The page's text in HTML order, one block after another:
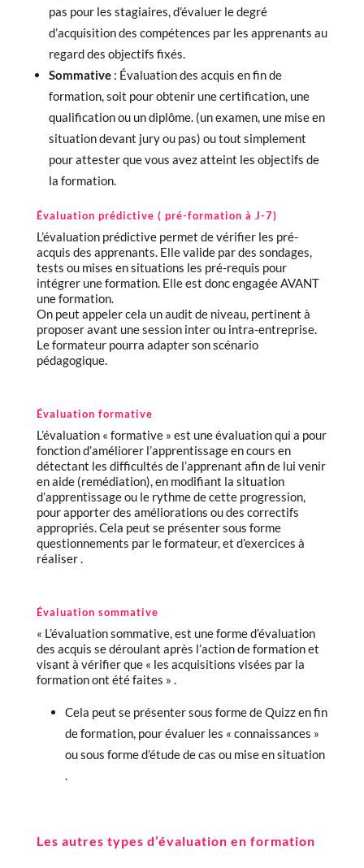
pas pour les stagiaires, d’évaluer le degré
d’acquisition des compétences par les apprenants au
regard des objectifs fixés.
Sommative: Évaluation des acquis en fin de
formation, soit pour obtenir une certification, une
qualification ou un diplôme. (un examen, une mise en
situation devant jury ou pas) ou tout simplement
pour attester que vous avez atteint les objectifs de
la formation.
Évaluation prédictive ( pré-formation à J-7)
L’évaluation prédictive permet de vérifier les pré-
acquis des apprenants. Elle valide par des sondages,
tests ou mises en situations les pré-requis pour
intégrer une formation. Elle est donc engagée AVANT
une formation.
On peut appeler cela un audit de niveau, pertinent à
proposer avant une session inter ou intra-entreprise.
Le formateur pourra adapter son scénario
pédagogique.
Évaluation formative
L’évaluation « formative » est une évaluation qui a pour
fonction d’améliorer l’apprentissage en cours en
détectant les difficultés de l’apprenant afin de lui venir
en aide (remédiation), en modifiant la situation
d’apprentissage ou le rythme de cette progression,
pour apporter des améliorations ou des correctifs
appropriés. Cela peut se présenter sous forme
questionnements par le formateur, et d’exercices à
réaliser .
Évaluation sommative
« L’évaluation sommative, est une forme d’évaluation
des acquis se déroulant après l’action de formation et
visant à vérifier que « les acquisitions visées par la
formation ont été faites » .
Cela peut se présenter sous forme de Quizz en fin
de formation, pour évaluer les « connaissances »
ou sous forme d’étude de cas ou mise en situation
Les autres types d’évaluation en formation